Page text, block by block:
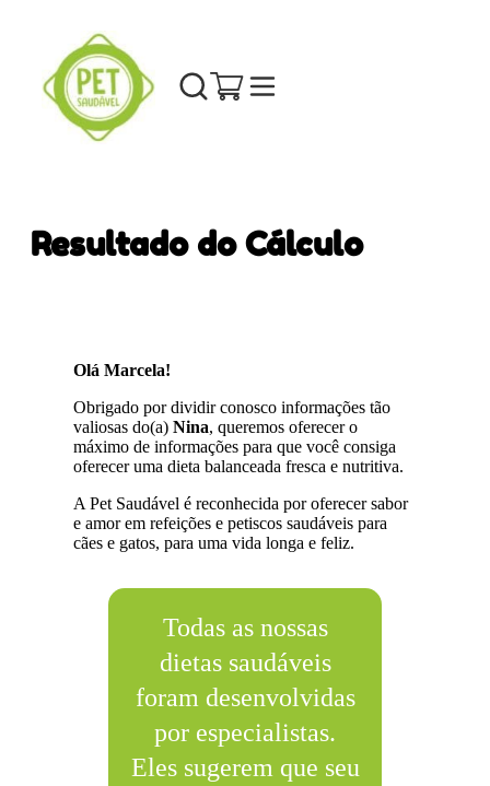
Resultado do Cálculo
Olá Marcela!
Obrigado por dividir conosco informações tão
valiosas do(a)Nina, queremos oferecer o
máximo de informações para que você consiga
oferecer uma dieta balanceada fresca e nutritiva.
A Pet Saudável é reconhecida por oferecer sabor
e amor em refeições e petiscos saudáveis para
cães e gatos, para uma vida longa e feliz.
Todas as nossas
dietas saudáveis
foram desenvolvidas
por especialistas.
Eles sugerem que seu